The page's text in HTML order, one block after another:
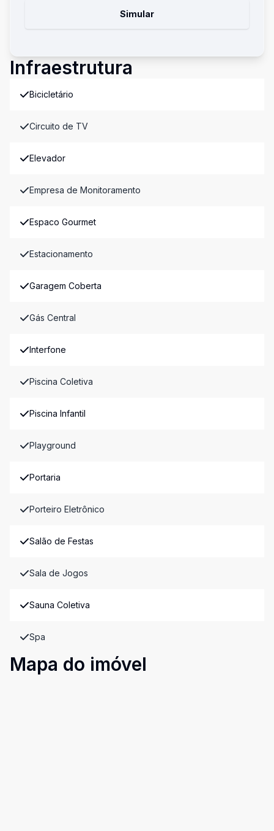
Simular
Infraestrutura
Bicicletário
Circuito de TV
Elevador
Empresa de Monitoramento
Espaco Gourmet
Estacionamento
Garagem Coberta
Gás Central
Interfone
Piscina Coletiva
Piscina Infantil
Playground
Portaria
Porteiro Eletrônico
Salão de Festas
Sala de Jogos
Sauna Coletiva
Spa
Mapa do imóvel